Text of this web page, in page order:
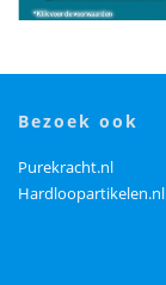
bezoek ook
Purekracht.nl
Hardloopartikelen.nl